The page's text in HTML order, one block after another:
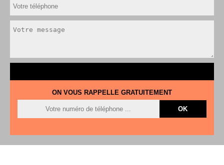
ON VOUS RAPPELLE GRATUITEMENT